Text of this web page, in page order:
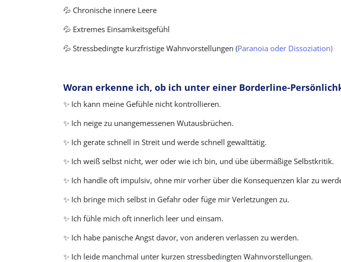
💦 Chronische innere Leere
💦 Extremes Einsamkeitsgefühl
💦 Stressbedingte kurzfristige Wahnvorstellungen (Paranoia oder Dissoziation)
Woran erkenne ich, ob ich unter einer Borderline-
✨ Ich kann meine Gefühle nicht kontrollieren.
✨ Ich neige zu unangemessenen Wutausbrüchen.
✨ Ich gerate schnell in Streit und werde schnell gewalttätig.
✨ Ich weiß selbst nicht, wer oder wie ich bin, und übe übermäßige Selbstkritik.
✨ Ich handle oft impulsiv, ohne mir vorher über die Konsequenzen klar zu
✨ Ich bringe mich selbst in Gefahr oder füge mir Verletzungen zu.
✨ Ich fühle mich oft innerlich leer und einsam.
✨ Ich habe panische Angst davor, von anderen verlassen zu werden.
✨ Ich leide manchmal unter kurzen stressbedingten Wahnvorstellungen.